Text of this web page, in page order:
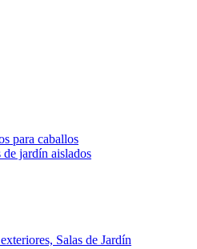
para caballos
jardín aislados
Salas de Jardín